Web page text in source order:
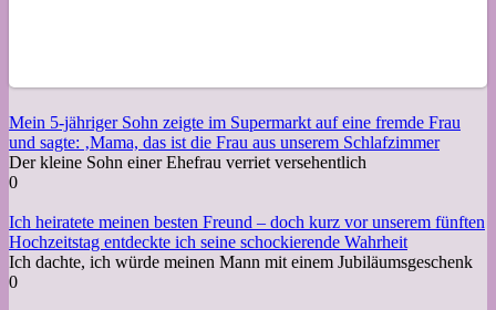
Mein 5-jähriger Sohn zeigte im Supermarkt auf eine fremde Frau
und sagte: ‚Mama, das ist die Frau aus unserem Schlafzimmer
Der kleine Sohn einer Ehefrau verriet versehentlich
0
Ich heiratete meinen besten Freund – doch kurz vor unserem fünften
Hochzeitstag entdeckte ich seine schockierende Wahrheit
Ich dachte, ich würde meinen Mann mit einem Jubiläumsgeschenk
0